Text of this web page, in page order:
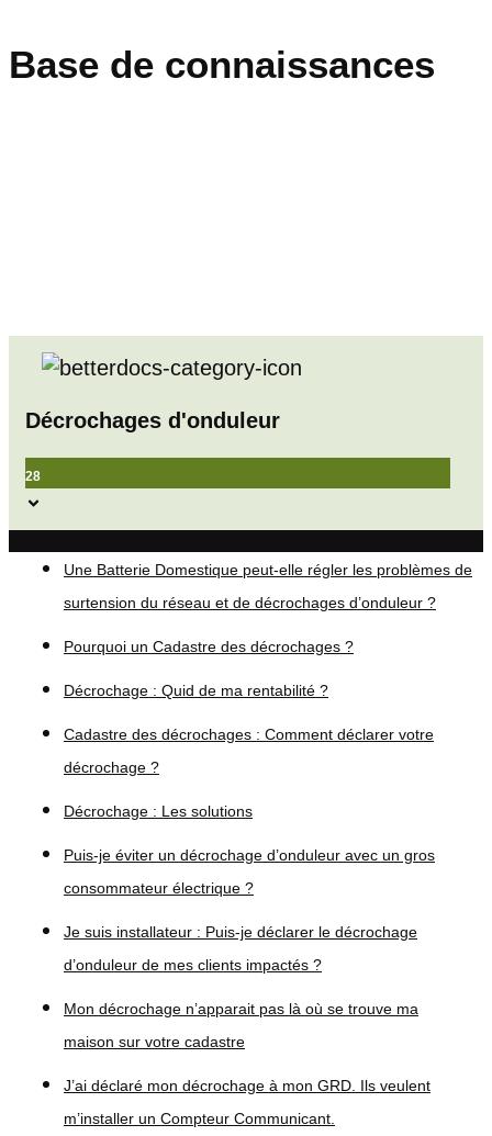
Base de connaissances
Décrochages d'onduleur
28
Une Batterie Domestique peut-elle régler les problèmes de
surtension du réseau et de décrochages d’onduleur ?
Pourquoi un Cadastre des décrochages ?
Décrochage : Quid de ma rentabilité ?
Cadastre des décrochages : Comment déclarer votre
décrochage ?
Décrochage : Les solutions
Puis-je éviter un décrochage d’onduleur avec un gros
consommateur électrique ?
Je suis installateur : Puis-je déclarer le décrochage
d’onduleur de mes clients impactés ?
Mon décrochage n’apparait pas là où se trouve ma
maison sur votre cadastre
J’ai déclaré mon décrochage à mon GRD. Ils veulent
m’installer un Compteur Communicant.